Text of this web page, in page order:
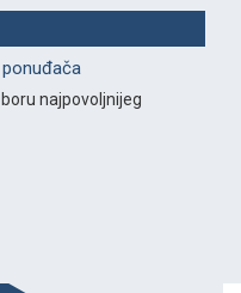
najpovoljnijeg